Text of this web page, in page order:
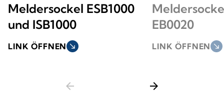
Meldersockel ESB1000
und ISB1000
LINK ÖFFNEN south_east
EB0020
LINK ÖFFNEN south_east
arrow_back arrow_forward